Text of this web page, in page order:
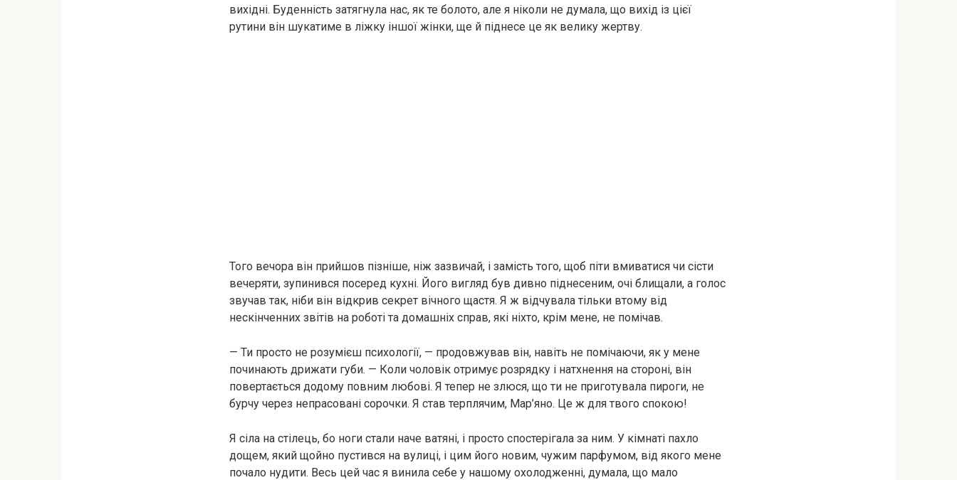
вихідні. Буденність затягнула нас, як те болото, але я ніколи не думала, що вихід із цієї
рутини він шукатиме в ліжку іншої жінки, ще й піднесе це як велику жертву.
Того вечора він прийшов пізніше, ніж зазвичай, і замість того, щоб піти вмиватися чи сісти
вечеряти, зупинився посеред кухні. Його вигляд був дивно піднесеним, очі блищали, а голос
звучав так, ніби він відкрив секрет вічного щастя. Я ж відчувала тільки втому від
нескінченних звітів на роботі та домашніх справ, які ніхто, крім мене, не помічав.
— Ти просто не розумієш психології, — продовжував він, навіть не помічаючи, як у мене
починають дрижати губи. — Коли чоловік отримує розрядку і натхнення на стороні, він
повертається додому повним любові. Я тепер не злюся, що ти не приготувала пироги, не
бурчу через непрасовані сорочки. Я став терплячим, Мар’яно. Це ж для твого спокою!
Я сіла на стілець, бо ноги стали наче ватяні, і просто спостерігала за ним. У кімнаті пахло
дощем, який щойно пустився на вулиці, і цим його новим, чужим парфумом, від якого мене
почало нудити. Весь цей час я винила себе у нашому охолодженні, думала, що мало